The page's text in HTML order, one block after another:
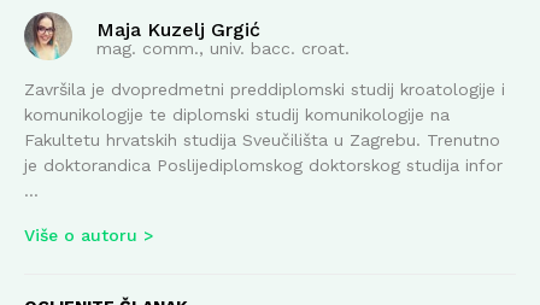
Maja Kuzelj Grgić
mag. comm., univ. bacc. croat.
Završila je dvopredmetni preddiplomski studij kroatologije i
komunikologije te diplomski studij komunikologije na
Fakultetu hrvatskih studija Sveučilišta u Zagrebu. Trenutno
je doktorandica Poslijediplomskog doktorskog studija infor
...
Više o autoru